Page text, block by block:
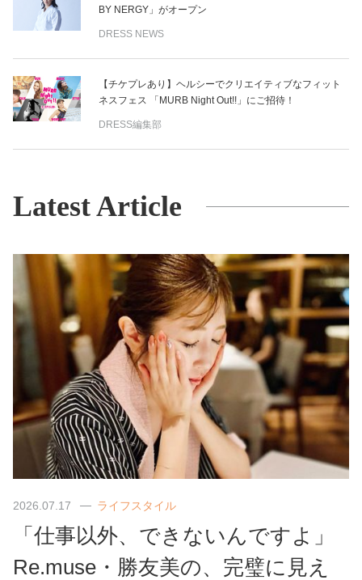
BY NERGY」がオープン
DRESS NEWS
【チケプレあり】ヘルシーでクリエイティブなフィット
ネスフェス 「MURB Night Out!!」にご招待！
DRESS編集部
Latest Article
2026.07.17 ライフスタイル
「仕事以外、できないんですよ」
Re.muse・勝友美の、完璧に見え